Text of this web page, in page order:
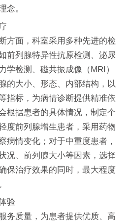
念。
方面，科室采用多种先进的检
前列腺特异性抗原检测、泌尿
学检测、磁共振成像（MRI）
的大小、形态、内部结构，以
指标，为病情诊断提供精准依
根据患者的具体情况，制定个
度前列腺增生患者，采用药物
病情变化；对于中重度患者，
况、前列腺大小等因素，选择
保治疗效果的同时，最大程度
验
务质量，为患者提供优质、高